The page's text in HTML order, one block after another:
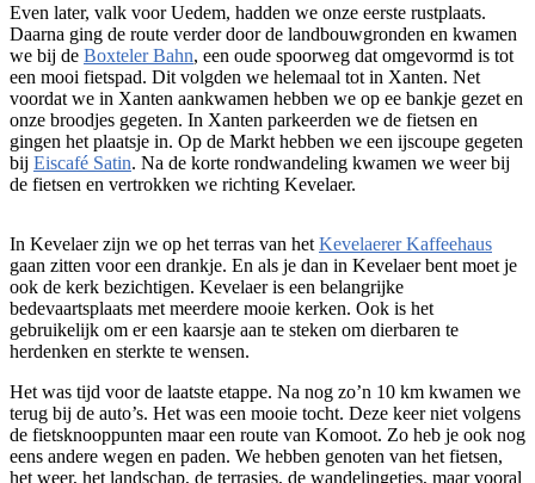
Even later, valk voor Uedem, hadden we onze eerste rustplaats.
Daarna ging de route verder door de landbouwgronden en kwamen
we bij de Boxteler Bahn, een oude spoorweg dat omgevormd is tot
een mooi fietspad. Dit volgden we helemaal tot in Xanten. Net
voordat we in Xanten aankwamen hebben we op ee bankje gezet en
onze broodjes gegeten. In Xanten parkeerden we de fietsen en
gingen het plaatsje in. Op de Markt hebben we een ijscoupe gegeten
bij Eiscafé Satin. Na de korte rondwandeling kwamen we weer bij
de fietsen en vertrokken we richting Kevelaer.
In Kevelaer zijn we op het terras van het Kevelaerer Kaffeehaus
gaan zitten voor een drankje. En als je dan in Kevelaer bent moet je
ook de kerk bezichtigen. Kevelaer is een belangrijke
bedevaartsplaats met meerdere mooie kerken. Ook is het
gebruikelijk om er een kaarsje aan te steken om dierbaren te
herdenken en sterkte te wensen.
Het was tijd voor de laatste etappe. Na nog zo’n 10 km kwamen we
terug bij de auto’s. Het was een mooie tocht. Deze keer niet volgens
de fietsknooppunten maar een route van Komoot. Zo heb je ook nog
eens andere wegen en paden. We hebben genoten van het fietsen,
het weer, het landschap, de terrasjes, de wandelingetjes, maar vooral